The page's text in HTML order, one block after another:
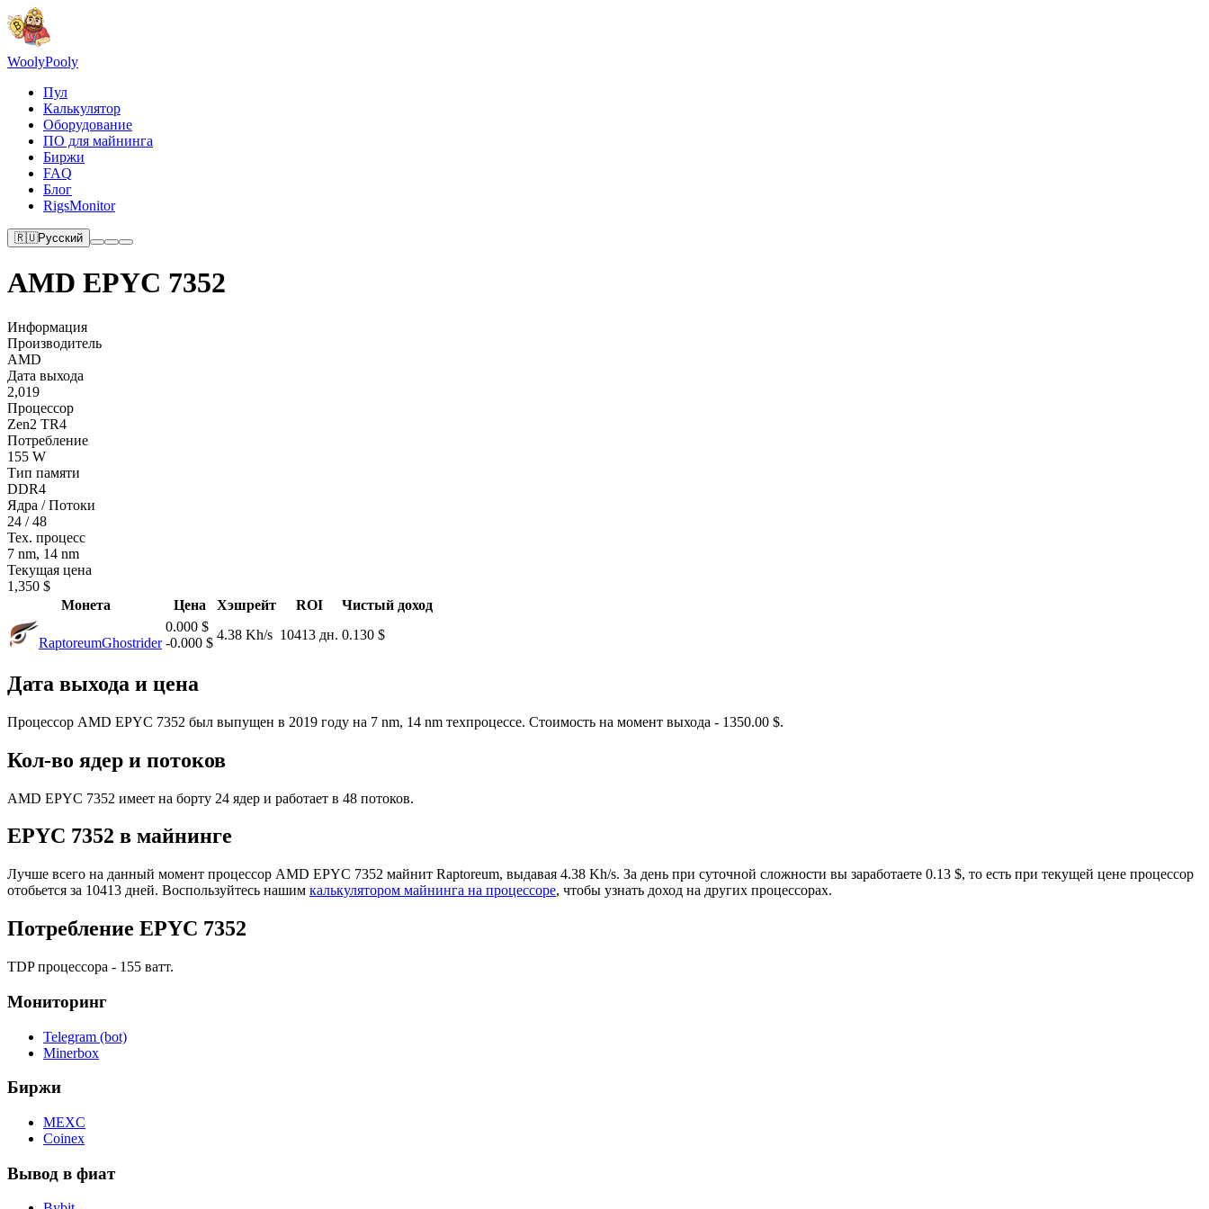
WoolyPooly
Пул
Калькулятор
Оборудование
ПО для майнинга
Биржи
FAQ
Блог
RigsMonitor
🇷🇺Русский
AMD EPYC 7352
Информация
Производитель
AMD
Дата выхода
2,019
Процессор
Zen2 TR4
Потребление
155 W
Тип памяти
DDR4
Ядра / Потоки
24 / 48
Тех. процесс
7 nm, 14 nm
Текущая цена
1,350 $
Монета
Цена Хэшрейт ROI Чистый доход
RaptoreumGhostrider
0.000 $
-0.000 $
4.38 Kh/s 10413 дн. 0.130 $
Дата выхода и цена
Процессор AMD EPYC 7352 был выпущен в 2019 году на 7 nm, 14 nm техпроцессе. Стоимость на момент выхода - 1350.00 $.
Кол-во ядер и потоков
AMD EPYC 7352 имеет на борту 24 ядер и работает в 48 потоков.
EPYC 7352 в майнинге
Лучше всего на данный момент процессор AMD EPYC 7352 майнит Raptoreum, выдавая 4.38 Kh/s. За день при суточной сложности вы заработаете 0.13 $, то есть при текущей цене процессор
отобьется за 10413 дней. Воспользуйтесь нашим калькулятором майнинга на процессоре, чтобы узнать доход на других процессорах.
Потребление EPYC 7352
TDP процессора - 155 ватт.
Мониторинг
Telegram (bot)
Minerbox
Биржи
MEXC
Coinex
Вывод в фиат